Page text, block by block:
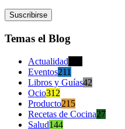
Temas el Blog
Actualidad
Eventos211
Libros y Guías42
Ocio312
Producto215
Recetas de Cocina27
Salud144